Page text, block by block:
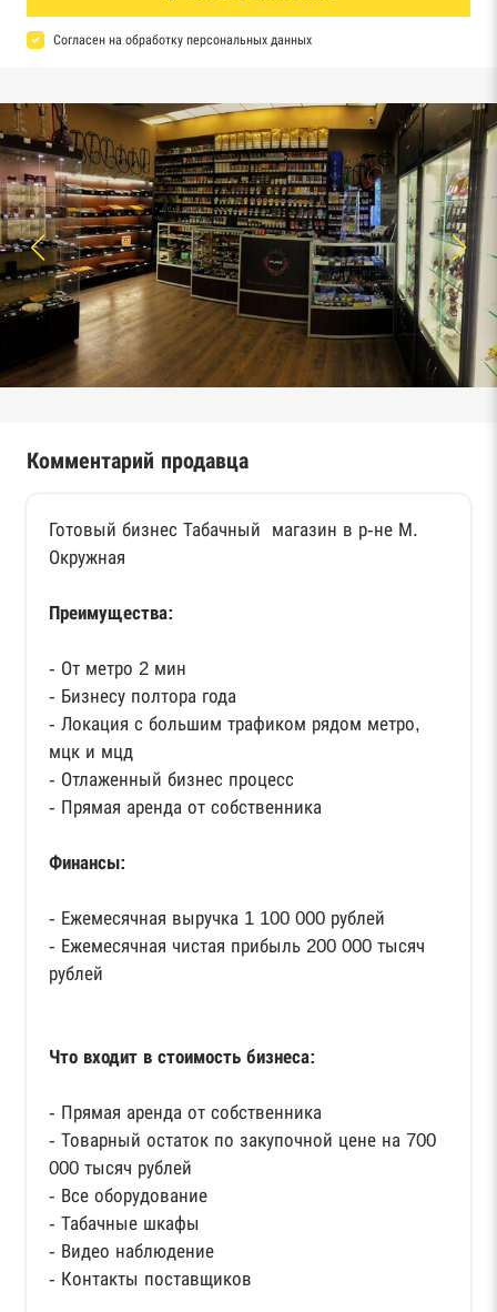
Согласен на обработку персональных данных
Комментарий продавца
Готовый бизнес Табачный магазин в р-не М.
Окружная
Преимущества:
- От метро 2 мин
- Бизнесу полтора года
- Локация с большим трафиком рядом метро,
мцк и мцд
- Отлаженный бизнес процесс
- Прямая аренда от собственника
Финансы:
- Ежемесячная выручка 1 100 000 рублей
- Ежемесячная чистая прибыль 200 000 тысяч
рублей
Что входит в стоимость бизнеса:
- Прямая аренда от собственника
- Товарный остаток по закупочной цене на 700
000 тысяч рублей
- Все оборудование
- Табачные шкафы
- Видео наблюдение
- Контакты поставщиков